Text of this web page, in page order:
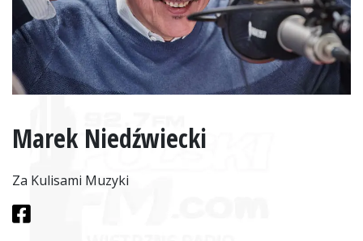
Marek Niedźwiecki
Za Kulisami Muzyki